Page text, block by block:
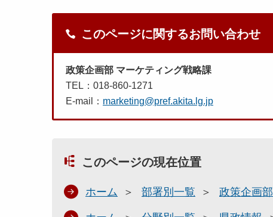
このページに関するお問い合わせ
政策企画部 マーケティング戦略課
TEL：018-860-1271
E-mail： marketing@pref.akita.lg.jp
このページの現在位置
ホーム 部署別一覧 政策企画部